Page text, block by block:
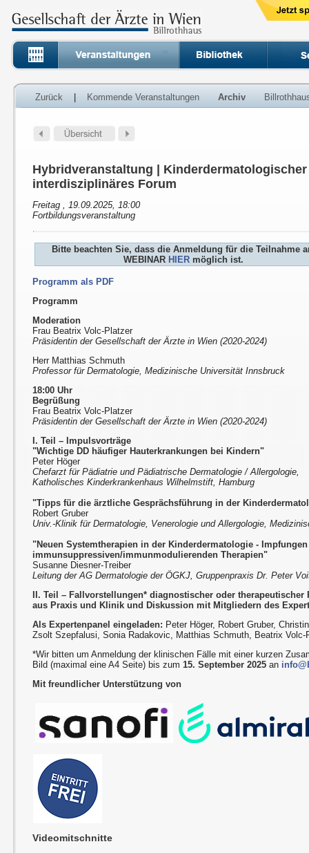
Zurück Kommende Veranstaltungen Archiv
Hybridveranstaltung |
interdisziplinäres Forum
Freitag , 19.09.2025, 18:00
Fortbildungsveranstaltung
Bitte beachten Sie, dass die Anmeldung für die Teilnahme
WEBINAR HIER möglich ist.
Programm als PDF
Programm
Moderation
Frau Beatrix Volc-Platzer
Präsidentin der Gesellschaft der Ärzte in Wien (2020-2024)
Herr Matthias Schmuth
Professor für Dermatologie, Medizinische Universität Innsbruck
18:00 Uhr
Begrüßung
Frau Beatrix Volc-Platzer
Präsidentin der Gesellschaft der Ärzte in Wien (2020-2024)
I. Teil – Impulsvorträge
"Wichtige DD häufiger Hauterkrankungen bei Kindern"
Peter Höger
Chefarzt für Pädiatrie und Pädiatrische Dermatologie / Allergologie,
Katholisches Kinderkrankenhaus Wilhelmstift, Hamburg
"Tipps für die ärztliche Gesprächsführung in der
Robert Gruber
Univ.-Klinik für Dermatologie, Venerologie und Allergologie,
"Neuen Systemtherapien in der Kinderdermatologie -
immunsuppressiven/immunmodulierenden Therapien"
Susanne Diesner-Treiber
Leitung der AG Dermatologie der ÖGKJ, Gruppenpraxis Dr. Peter
II. Teil – Fallvorstellungen* diagnostischer oder
aus Praxis und Klinik und Diskussion mit Mitgliedern des
Als Expertenpanel eingeladen: Peter Höger, Robert Gruber,
Zsolt Szepfalusi, Sonia Radakovic, Matthias Schmuth, Beatrix Volc-
*Wir bitten um Anmeldung der klinischen Fälle mit einer kurzen
Bild (maximal eine A4 Seite) bis zum 15. September 2025 an
Mit freundlicher Unterstützung von
Videomitschnitte